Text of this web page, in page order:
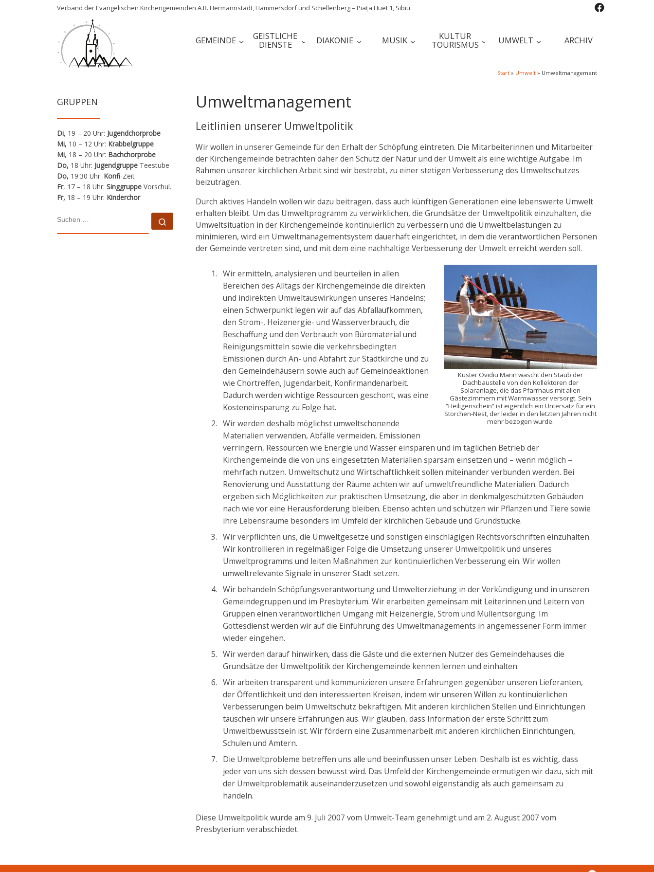
Verband der Evangelischen Kirchengemeinden A.B. Hermannstadt, Hammersdorf und Schellenberg – Piața Huet 1, Sibiu
GEMEINDE GEISTLICHE
DIENSTE DIAKONIE MUSIK KULTUR
TOURISMUS UMWELT ARCHIV
Start » Umwelt » Umweltmanagement
Umweltmanagement
Leitlinien unserer Umweltpolitik
Wir wollen in unserer Gemeinde für den Erhalt der Schöpfung eintreten. Die Mitarbeiterinnen und Mitarbeiter
der Kirchengemeinde betrachten daher den Schutz der Natur und der Umwelt als eine wichtige Aufgabe. Im
Rahmen unserer kirchlichen Arbeit sind wir bestrebt, zu einer stetigen Verbesserung des Umweltschutzes
beizutragen.
Durch aktives Handeln wollen wir dazu beitragen, dass auch künftigen Generationen eine lebenswerte Umwelt
erhalten bleibt. Um das Umweltprogramm zu verwirklichen, die Grundsätze der Umweltpolitik einzuhalten, die
Umweltsituation in der Kirchengemeinde kontinuierlich zu verbessern und die Umweltbelastungen zu
minimieren, wird ein Umweltmanagementsystem dauerhaft eingerichtet, in dem die verantwortlichen Personen
der Gemeinde vertreten sind, und mit dem eine nachhaltige Verbesserung der Umwelt erreicht werden soll.
Küster Ovidiu Marin wäscht den Staub der
Dachbaustelle von den Kollektoren der
Solaranlage, die das Pfarrhaus mit allen
Gästezimmern mit Warmwasser versorgt. Sein
“Heiligenschein” ist eigentlich ein Untersatz für ein
Storchen-Nest, der leider in den letzten Jahren nicht
mehr bezogen wurde.
Wir ermitteln, analysieren und beurteilen in allen
Bereichen des Alltags der Kirchengemeinde die direkten
und indirekten Umweltauswirkungen unseres Handelns;
einen Schwerpunkt legen wir auf das Abfallaufkommen,
den Strom-, Heizenergie- und Wasserverbrauch, die
Beschaffung und den Verbrauch von Büromaterial und
Reinigungsmitteln sowie die verkehrsbedingten
Emissionen durch An- und Abfahrt zur Stadtkirche und zu
den Gemeindehäusern sowie auch auf Gemeindeaktionen
wie Chortreffen, Jugendarbeit, Konfirmandenarbeit.
Dadurch werden wichtige Ressourcen geschont, was eine
Kosteneinsparung zu Folge hat.
Wir werden deshalb möglichst umweltschonende
Materialien verwenden, Abfälle vermeiden, Emissionen
verringern, Ressourcen wie Energie und Wasser einsparen und im täglichen Betrieb der
Kirchengemeinde die von uns eingesetzten Materialien sparsam einsetzen und – wenn möglich –
mehrfach nutzen. Umweltschutz und Wirtschaftlichkeit sollen miteinander verbunden werden. Bei
Renovierung und Ausstattung der Räume achten wir auf umweltfreundliche Materialien. Dadurch
ergeben sich Möglichkeiten zur praktischen Umsetzung, die aber in denkmalgeschützten Gebäuden
nach wie vor eine Herausforderung bleiben. Ebenso achten und schützen wir Pflanzen und Tiere sowie
ihre Lebensräume besonders im Umfeld der kirchlichen Gebäude und Grundstücke.
Wir verpflichten uns, die Umweltgesetze und sonstigen einschlägigen Rechtsvorschriften einzuhalten.
Wir kontrollieren in regelmäßiger Folge die Umsetzung unserer Umweltpolitik und unseres
Umweltprogramms und leiten Maßnahmen zur kontinuierlichen Verbesserung ein. Wir wollen
umweltrelevante Signale in unserer Stadt setzen.
Wir behandeln Schöpfungsverantwortung und Umwelterziehung in der Verkündigung und in unseren
Gemeindegruppen und im Presbyterium. Wir erarbeiten gemeinsam mit Leiterinnen und Leitern von
Gruppen einen verantwortlichen Umgang mit Heizenergie, Strom und Müllentsorgung. Im
Gottesdienst werden wir auf die Einführung des Umweltmanagements in angemessener Form immer
wieder eingehen.
Wir werden darauf hinwirken, dass die Gäste und die externen Nutzer des Gemeindehauses die
Grundsätze der Umweltpolitik der Kirchengemeinde kennen lernen und einhalten.
Wir arbeiten transparent und kommunizieren unsere Erfahrungen gegenüber unseren Lieferanten,
der Öffentlichkeit und den interessierten Kreisen, indem wir unseren Willen zu kontinuierlichen
Verbesserungen beim Umweltschutz bekräftigen. Mit anderen kirchlichen Stellen und Einrichtungen
tauschen wir unsere Erfahrungen aus. Wir glauben, dass Information der erste Schritt zum
Umweltbewusstsein ist. Wir fördern eine Zusammenarbeit mit anderen kirchlichen Einrichtungen,
Schulen und Ämtern.
Die Umweltprobleme betreffen uns alle und beeinflussen unser Leben. Deshalb ist es wichtig, dass
jeder von uns sich dessen bewusst wird. Das Umfeld der Kirchengemeinde ermutigen wir dazu, sich mit
der Umweltproblematik auseinanderzusetzen und sowohl eigenständig als auch gemeinsam zu
handeln.
Diese Umweltpolitik wurde am 9. Juli 2007 vom Umwelt-Team genehmigt und am 2. August 2007 vom
Presbyterium verabschiedet.
GRUPPEN
Di, 19 – 20 Uhr: Jugendchorprobe
Mi, 10 – 12 Uhr: Krabbelgruppe
Mi, 18 – 20 Uhr: Bachchorprobe
Do, 18 Uhr: Jugendgruppe Teestube
Do, 19:30 Uhr: Konfi-Zeit
Fr, 17 – 18 Uhr: Singgruppe Vorschul.
Fr, 18 – 19 Uhr: Kinderchor
SUCHE Suchen …